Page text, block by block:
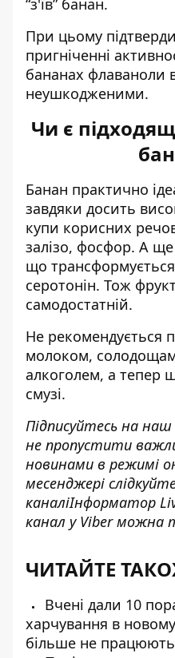
“з'їв” банан.
При цьому
пригніченні
бананах флаваноли
неушкодженими.
Чи є
Банан практично
завдяки досить
купи корисних
залізо, фосфор. А
що
серотонін. Тож
самодостатній.
Не рекомендується
молоком,
алкоголем, а тепер
смузі.
Підписуйтесь на наш
не пропустити
новинами в режимі
месенджері
каналіІнформатор
канал у Viber можна
ЧИТАЙТЕ
Вчені дали 10
харчування в
більше не працюють